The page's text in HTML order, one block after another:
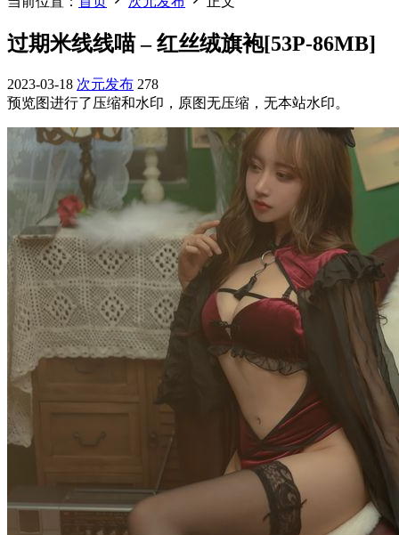
过期米线线喵 – 红丝绒旗袍[53P-86MB]
2023-03-18 次元发布 278
预览图进行了压缩和水印，原图无压缩，无本站水印。